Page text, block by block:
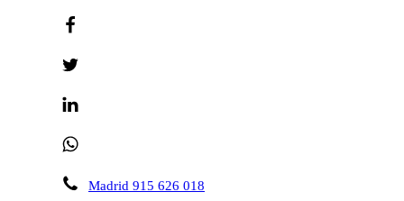
Madrid 915 626 018